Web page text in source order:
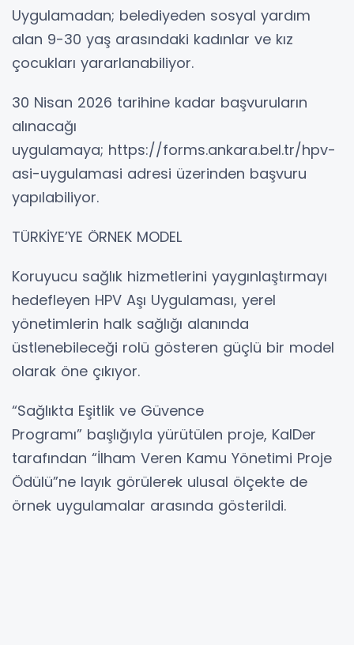
Uygulamadan; belediyeden sosyal yardım
alan 9-30 yaş arasındaki kadınlar ve kız
çocukları yararlanabiliyor.
30 Nisan 2026 tarihine kadar başvuruların
alınacağı
uygulamaya; https://forms.ankara.bel.tr/hpv-
asi-uygulamasi adresi üzerinden başvuru
yapılabiliyor.
TÜRKİYE’YE ÖRNEK MODEL
Koruyucu sağlık hizmetlerini yaygınlaştırmayı
hedefleyen HPV Aşı Uygulaması, yerel
yönetimlerin halk sağlığı alanında
üstlenebileceği rolü gösteren güçlü bir model
olarak öne çıkıyor.
“Sağlıkta Eşitlik ve Güvence
Programı” başlığıyla yürütülen proje, KalDer
tarafından “İlham Veren Kamu Yönetimi Proje
Ödülü”ne layık görülerek ulusal ölçekte de
örnek uygulamalar arasında gösterildi.